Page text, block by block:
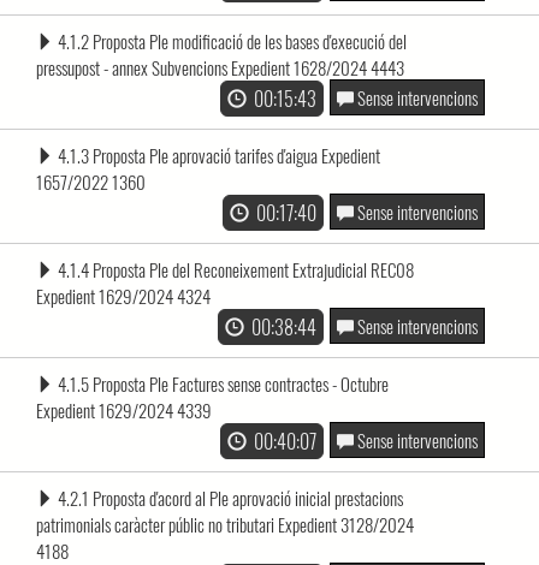
4.1.2 Proposta Ple modificació de les bases d'execució del
pressupost - annex Subvencions Expedient 1628/2024 4443
00:15:43 Sense intervencions
4.1.3 Proposta Ple aprovació tarifes d'aigua Expedient
1657/2022 1360
00:17:40 Sense intervencions
4.1.4 Proposta Ple del Reconeixement Extrajudicial REC08
Expedient 1629/2024 4324
00:38:44 Sense intervencions
4.1.5 Proposta Ple Factures sense contractes - Octubre
Expedient 1629/2024 4339
00:40:07 Sense intervencions
4.2.1 Proposta d'acord al Ple aprovació inicial prestacions
patrimonials caràcter públic no tributari Expedient 3128/2024
4188